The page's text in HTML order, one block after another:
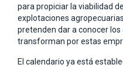
para propiciar la viabilidad
explotaciones
pretenden dar a conocer
transforman por estas
El calendario ya está